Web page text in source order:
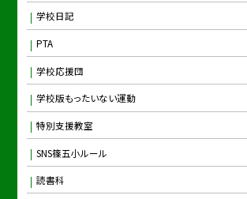
学校日記
PTA
学校応援団
学校版もったいない運動
特別支援教室
SNS篠五小ルール
読書科